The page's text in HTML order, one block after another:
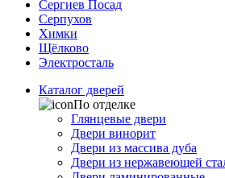
Сергиев Посад
Серпухов
Химки
Щёлково
Электросталь
Каталог дверей
По отделке
Глянцевые двери
Двери винорит
Двери из массива дуба
Двери из нержавеющей